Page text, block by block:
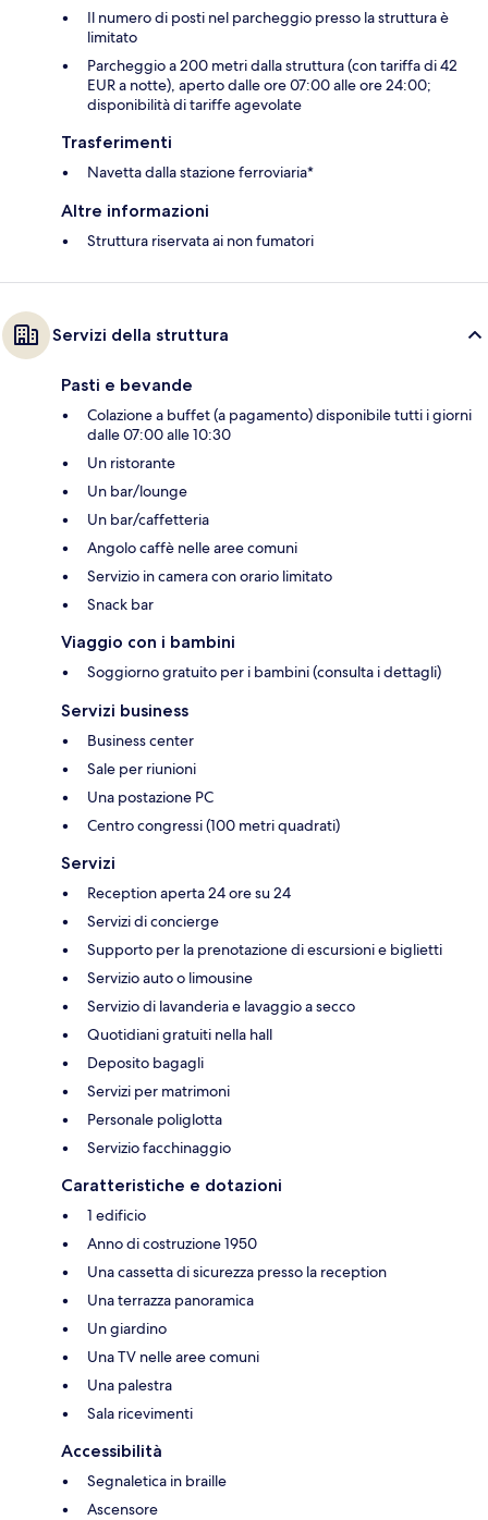
Il numero di posti nel parcheggio presso la struttura è
limitato
Parcheggio a 200 metri dalla struttura (con tariffa di 42
EUR a notte), aperto dalle ore 07:00 alle ore 24:00;
disponibilità di tariffe agevolate
Trasferimenti
Navetta dalla stazione ferroviaria*
Altre informazioni
Struttura riservata ai non fumatori
Servizi della struttura
Pasti e bevande
Colazione a buffet (a pagamento) disponibile tutti i giorni
dalle 07:00 alle 10:30
Un ristorante
Un bar/lounge
Un bar/caffetteria
Angolo caffè nelle aree comuni
Servizio in camera con orario limitato
Snack bar
Viaggio con i bambini
Soggiorno gratuito per i bambini (consulta i dettagli)
Servizi business
Business center
Sale per riunioni
Una postazione PC
Centro congressi (100 metri quadrati)
Servizi
Reception aperta 24 ore su 24
Servizi di concierge
Supporto per la prenotazione di escursioni e biglietti
Servizio auto o limousine
Servizio di lavanderia e lavaggio a secco
Quotidiani gratuiti nella hall
Deposito bagagli
Servizi per matrimoni
Personale poliglotta
Servizio facchinaggio
Caratteristiche e dotazioni
1 edificio
Anno di costruzione 1950
Una cassetta di sicurezza presso la reception
Una terrazza panoramica
Un giardino
Una TV nelle aree comuni
Una palestra
Sala ricevimenti
Accessibilità
Segnaletica in braille
Ascensore